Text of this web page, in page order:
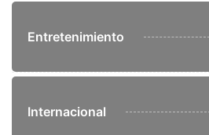
Entretenimiento
Internacional